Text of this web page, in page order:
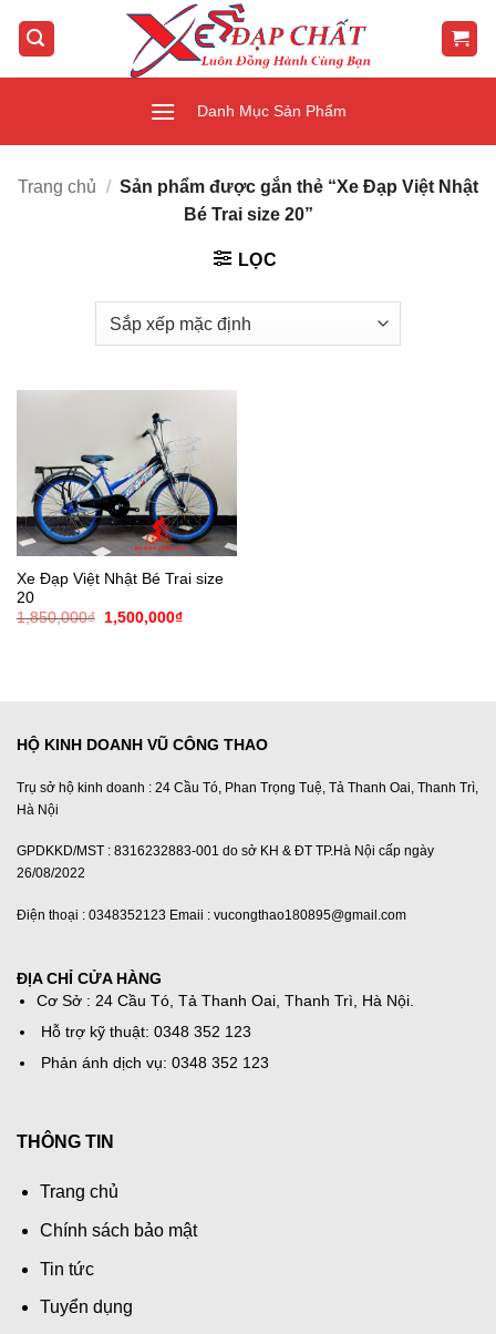
qua
Danh Mục Sản Phẩm
Trang chủ / Sản phẩm được gắn thẻ “Xe Đạp Việt Nhật
Bé Trai size 20”
LỌC
Xe Đạp Việt Nhật Bé Trai size
20
1,850,000₫
Giá
1,500,000₫Giá
HỘ KINH DOANH VŨ CÔNG THAO
Trụ sở hộ kinh doanh : 24 Cầu Tó, Phan Trọng Tuệ, Tả Thanh Oai, Thanh Trì,
Hà Nội
GPDKKD/MST : 8316232883-001 do sở KH & ĐT TP.Hà Nội cấp ngày
26/08/2022
Điện thoại : 0348352123 Emaii : vucongthao180895@gmail.com
ĐỊA CHỈ CỬA HÀNG
Cơ Sở : 24 Cầu Tó, Tả Thanh Oai, Thanh Trì, Hà Nội.
Hỗ trợ kỹ thuật: 0348 352 123
Phản ánh dịch vụ: 0348 352 123
THÔNG TIN
Trang chủ
Chính sách bảo mật
Tin tức
Tuyển dụng